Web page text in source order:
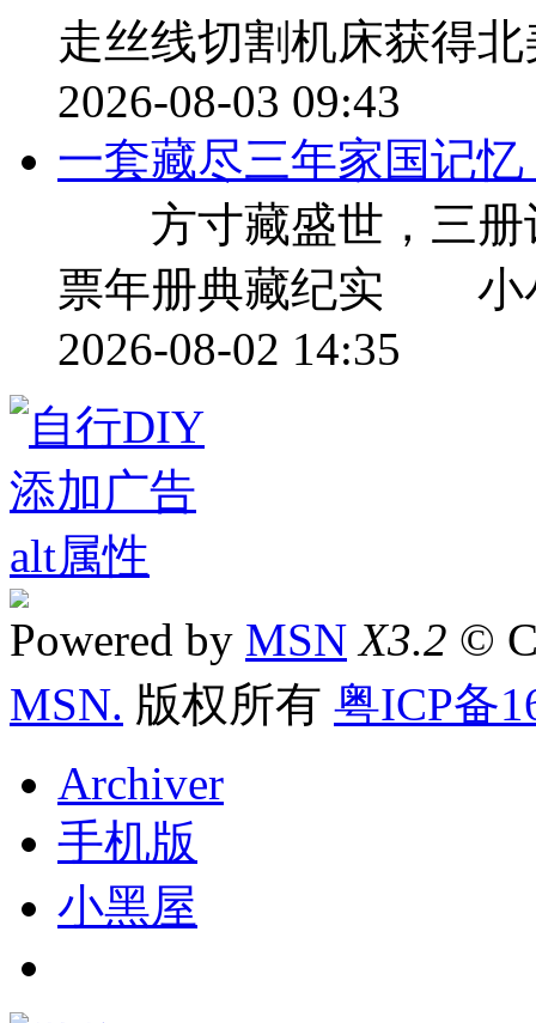
走丝线切割机床获得
2026-08-03 09:43
一套藏尽三年家国记
方寸藏盛世，三册
票年册典藏纪实 小
2026-08-02 14:35
Powered by MSN X3.2 ©
MSN. 版权所有 粤ICP备
Archiver
手机版
小黑屋